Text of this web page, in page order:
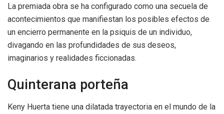
La premiada obra se ha configurado como una secuela de
acontecimientos que manifiestan los posibles efectos de
un encierro permanente en la psiquis de un individuo,
divagando en las profundidades de sus deseos,
imaginarios y realidades ficcionadas.
Quinterana porteña
Keny Huerta tiene una dilatada trayectoria en el mundo de la